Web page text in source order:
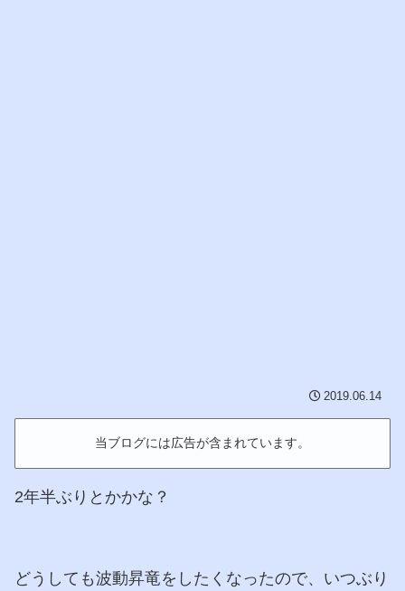
2019.06.14
当ブログには広告が含まれています。
2年半ぶりとかかな？
どうしても波動昇竜をしたくなったので、いつぶり